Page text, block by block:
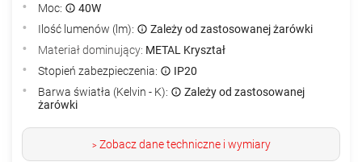
Moc:
40W
Ilość lumenów (lm):
Zależy od zastosowanej żarówki
Materiał dominujący: METAL Kryształ
Stopień zabezpieczenia:
IP20
Barwa światła (Kelvin - K):
Zależy od zastosowanej
żarówki
>Zobacz dane techniczne i wymiary